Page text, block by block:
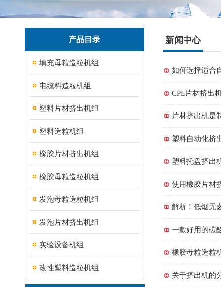
产品目录
填充母粒造粒机组
电缆料造粒机组
塑料片材挤出机组
塑料造粒机组
橡胶片材挤出机组
橡胶母粒造粒机组
发泡母粒造粒机组
发泡片材挤出机组
实验设备机组
改性塑料造粒机组
新闻中心
如何选择适合
CPE片材挤出
片材挤出机是
塑料自动化挤
塑料托盘挤出
使用橡胶片材
解析！低烟无
一款好用的碳
橡胶母粒造粒
关于挤出机的